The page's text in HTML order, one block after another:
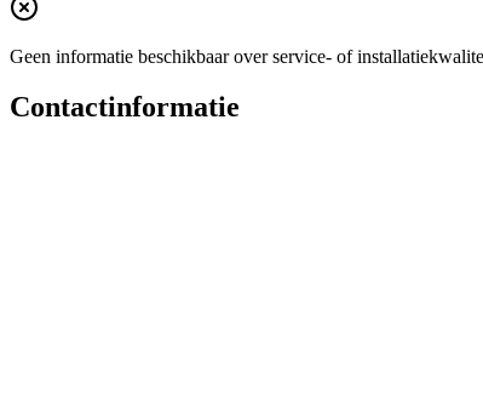
Geen informatie beschikbaar over service- of
Contactinformatie